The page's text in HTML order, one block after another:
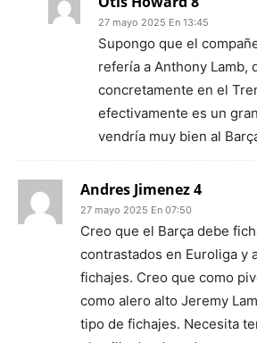
27 mayo 2025 En 13:45
Supongo que el
refería a Anthony Lamb,
concretamente en el
efectivamente es un
vendría muy bien al
Andres Jimenez 4
27 mayo 2025 En 07:50
Creo que el Barça debe
contrastados en Euroliga y
fichajes. Creo que como
como alero alto Jeremy
tipo de fichajes. Necesita